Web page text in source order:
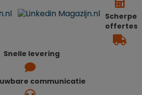
Scherpe
offertes
Snelle levering
communicatie